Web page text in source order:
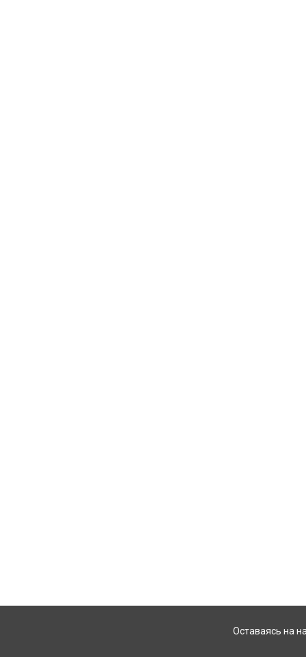
Оставаясь на